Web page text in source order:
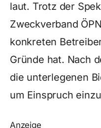
laut. Trotz der
Zweckverband
konkreten
Gründe hat. Nach
die unterlegenen
um Einspruch
Anzeige